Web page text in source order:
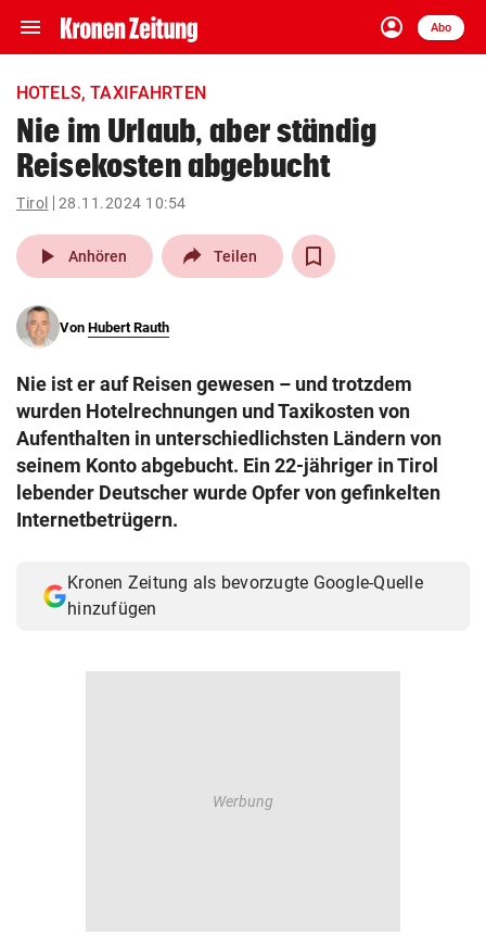
menu Navigation
ein-/ausklappen
account_circle
Anmelden
Abo
close Schließen
account_circle Anmelden
arrow_right
pin_drop
Wien arrow_right
search
eingeben
© Krone Multimedia GmbH & Co KG 2026
Muthgasse 2, 1190 Wien
HOTELS, TAXIFAHRTEN
Nie im Urlaub, aber ständig
Reisekosten abgebucht
Tirol 28.11.2024 10:54
play_arrow Anhören Teilen
Von Hubert Rauth
Nie ist er auf Reisen gewesen – und trotzdem
wurden Hotelrechnungen und Taxikosten von
Aufenthalten in unterschiedlichsten Ländern von
seinem Konto abgebucht. Ein 22-jähriger in Tirol
lebender Deutscher wurde Opfer von gefinkelten
Internetbetrügern.
Kronen Zeitung als bevorzugte Google-Quelle
hinzufügen